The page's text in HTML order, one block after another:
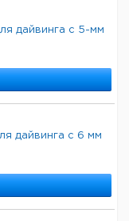
дайвинга с 5-мм
дайвинга с 6 мм